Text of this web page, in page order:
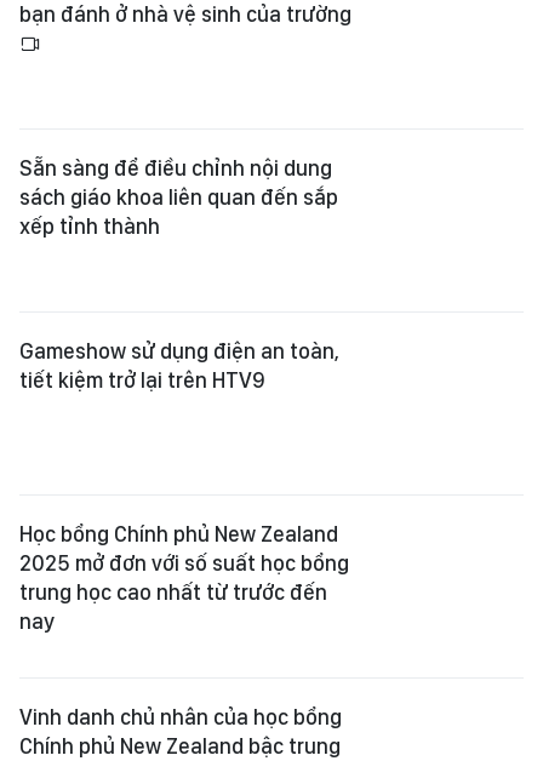
bạn đánh ở nhà vệ sinh của trường
Sẵn sàng để điều chỉnh nội dung
sách giáo khoa liên quan đến sắp
xếp tỉnh thành
Gameshow sử dụng điện an toàn,
tiết kiệm trở lại trên HTV9
Học bổng Chính phủ New Zealand
2025 mở đơn với số suất học bổng
trung học cao nhất từ trước đến
nay
Vinh danh chủ nhân của học bổng
Chính phủ New Zealand bậc trung